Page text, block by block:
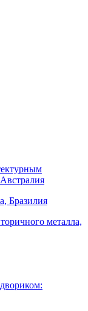
Бразилия
металла,